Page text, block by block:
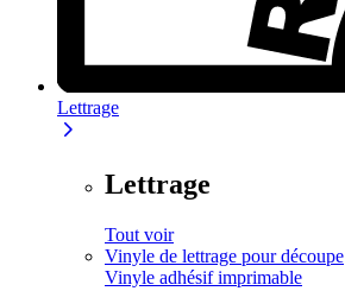
Lettrage
Lettrage
Tout voir
Vinyle de lettrage pour découpe
Vinyle adhésif imprimable